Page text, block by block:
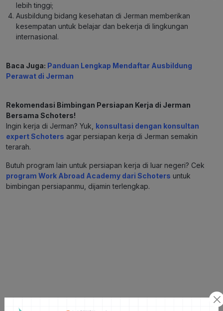
lebih tinggi;
Ausbildung bidang kesehatan di Jerman memberikan
kesempatan untuk belajar dan bekerja di lingkungan
internasional.
Baca Juga: Panduan Lengkap Mendaftar Ausbildung
Perawat di Jerman
Rekomendasi Bimbingan Persiapan Kerja di Jerman
Bersama Schoters!
Ingin kerja di Jerman? Yuk, konsultasi dengan konsultan
expert Schoters agar persiapan kerja di Jerman semakin
terarah.
Butuh program lain untuk persiapan kerja di luar negeri? Cek
program Work Abroad Academy dari Schoters untuk
bimbingan persiapanmu, dijamin terlengkap.